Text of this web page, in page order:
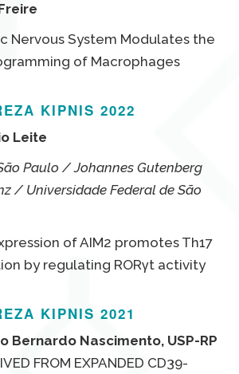
Nervous System Modulates the
of Macrophages
KIPNIS 2022
Leite
Paulo / Johannes Gutenberg
/ Universidade Federal de São
of AIM2 promotes Th17
by regulating RORγt activity
KIPNIS 2021
Bernardo Nascimento, USP-RP
FROM EXPANDED CD39-